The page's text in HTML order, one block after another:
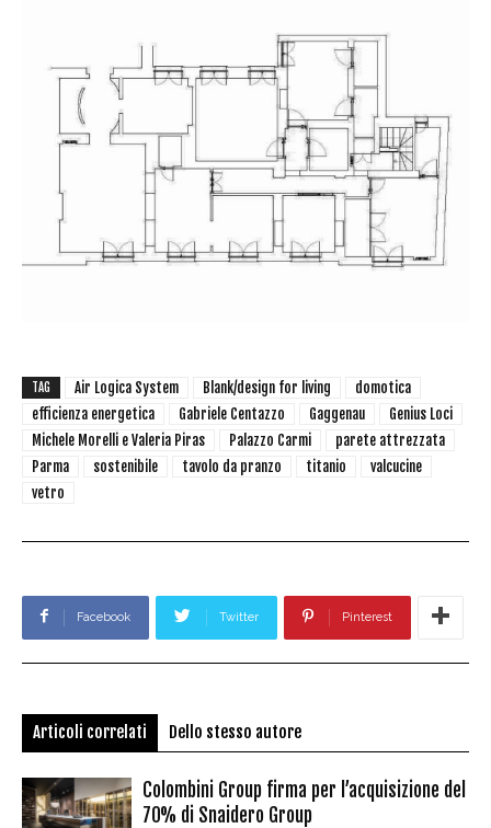
TAG Air Logica System Blank/design for living
domotica
efficienza energetica
Gabriele Centazzo Gaggenau
Genius Loci
Michele Morelli e Valeria Piras
Palazzo Carmi
parete attrezzata
Parma
sostenibile tavolo da pranzo titanio
valcucine
vetro
Facebook Twitter Pinterest
Articoli correlati Dello stesso autore
Colombini Group firma per l’acquisizione del
70% di Snaidero Group